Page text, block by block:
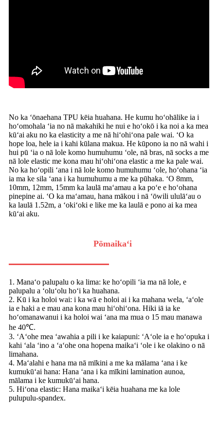
No ka ʻōnaehana TPU kēia huahana. He kumu hoʻohālike ia i
hoʻomohala ʻia no nā makahiki he nui e hoʻokō i ka noi a ka mea
kūʻai aku no ka elasticity a me nā hiʻohiʻona pale wai. ʻO ka
hope loa, hele ia i kahi kūlana makua. He kūpono ia no nā wahi i
hui pū ʻia o nā lole komo humuhumu ʻole, nā bras, nā socks a me
nā lole elastic me kona mau hiʻohiʻona elastic a me ka pale wai.
No ka hoʻopili ʻana i nā lole komo humuhumu ʻole, hoʻohana ʻia
ia ma ke sila ʻana i ka humuhumu a me ka pūhaka. ʻO 8mm,
10mm, 12mm, 15mm ka laulā maʻamau a ka poʻe e hoʻohana
pinepine ai. ʻO ka maʻamau, hana mākou i nā ʻōwili ululāʻau o
ka laulā 1.52m, a ʻokiʻoki e like me ka laulā e pono ai ka mea
kūʻai aku.
Pōmaikaʻi
1. Manaʻo palupalu o ka lima: ke hoʻopili ʻia ma nā lole, e
palupalu a ʻoluʻolu hoʻi ka huahana.
2. Kū i ka holoi wai: i ka wā e holoi ai i ka mahana wela, ʻaʻole
ia e haki a e mau ana kona mau hiʻohiʻona. Hiki iā ia ke
hoʻomanawanui i ka holoi wai ʻana ma mua o 15 mau manawa
he 40℃.
3. ʻAʻohe mea ʻawahia a pili i ke kaiapuni: ʻAʻole ia e hoʻopuka i
kahi ʻala ʻino a ʻaʻohe ona hopena maikaʻi ʻole i ke olakino o nā
limahana.
4. Maʻalahi e hana ma nā mīkini a me ka mālama ʻana i ke
kumukūʻai hana: Hana ʻana i ka mīkini lamination aunoa,
mālama i ke kumukūʻai hana.
5. Hiʻona elastic: Hana maikaʻi kēia huahana me ka lole
pulupulu-spandex.